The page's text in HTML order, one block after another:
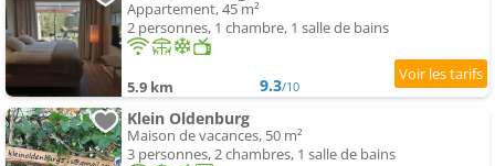
Appartement, 45 m²
2 personnes, 1 chambre, 1 salle de bains
5.9 km 9.3/10
Klein Oldenburg
Maison de vacances, 50 m²
3 personnes, 2 chambres, 1 salle de bains